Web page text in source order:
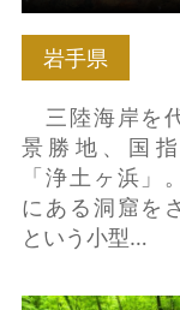
岩手県
三陸海岸を
景勝地、国
「浄土ヶ浜
にある洞窟を
という小型…